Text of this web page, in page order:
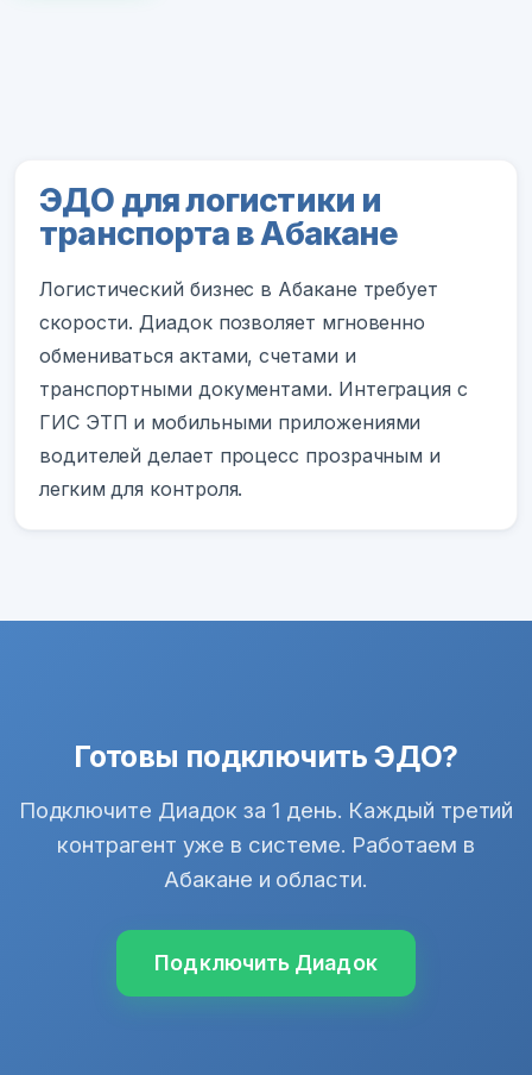
ЭДО для логистики и
транспорта в Абакане
Логистический бизнес в Абакане требует
скорости. Диадок позволяет мгновенно
обмениваться актами, счетами и
транспортными документами. Интеграция с
ГИС ЭТП и мобильными приложениями
водителей делает процесс прозрачным и
легким для контроля.
Готовы подключить ЭДО?
Подключите Диадок за 1 день. Каждый третий
контрагент уже в системе. Работаем в
Абакане и области.
Подключить Диадок